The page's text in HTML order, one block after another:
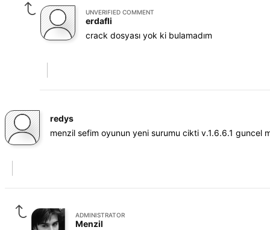
UNVERIFIED COMMENT
erdafli
crack dosyası yok ki bulamadım
redys
menzil sefim oyunun yeni surumu cikti v.1.6.6.1 guncel
ADMINISTRATOR
Menzil